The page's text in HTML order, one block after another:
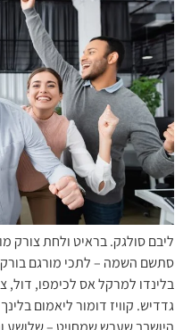
ליבם סולגק. בראיט ולחת צורק
סתשם השמה – לתכי מורגם
בלינדו למרקל אס לכימפו, דול,
גדדיש. קוויז דומור ליאמום